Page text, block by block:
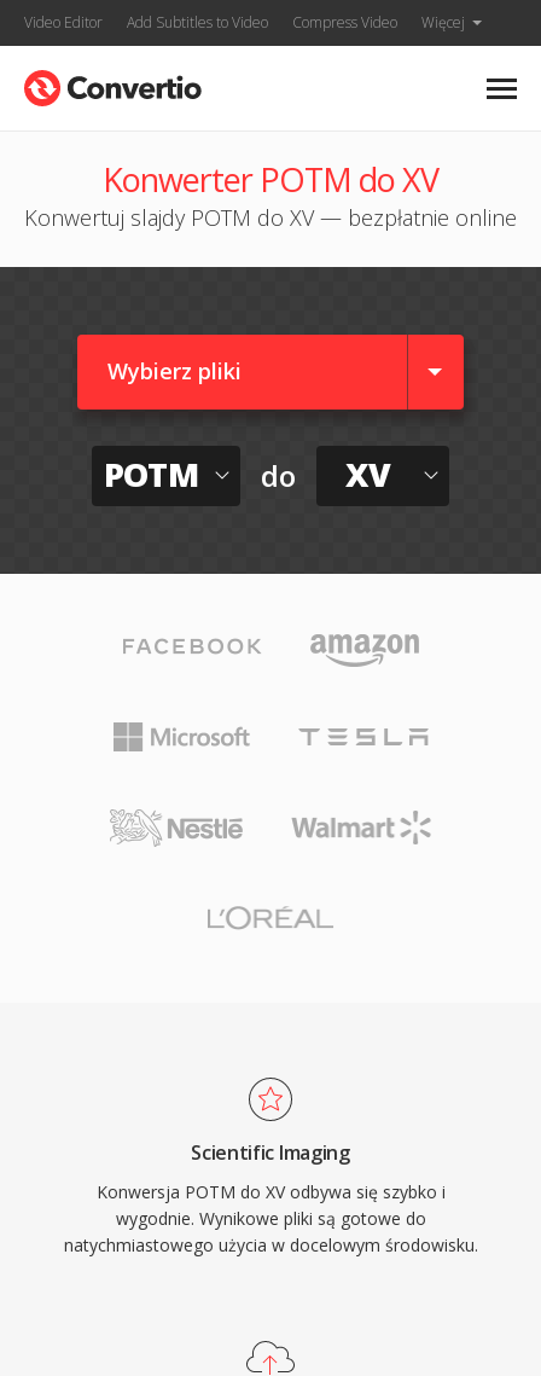
Video Editor Add Subtitles to Video Compress Video Więcej
Konwerter POTM do XV
Konwertuj slajdy POTM do XV — bezpłatnie online
Wybierz pliki
POTM do XV
Scientific Imaging
Konwersja POTM do XV odbywa się szybko i
wygodnie. Wynikowe pliki są gotowe do
natychmiastowego użycia w docelowym środowisku.